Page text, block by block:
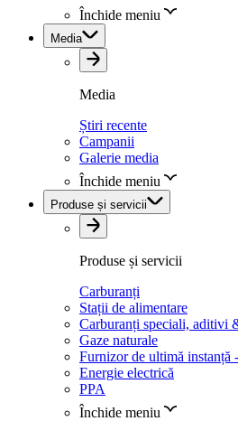
Închide meniu
Media
Media
Știri recente
Campanii
Galerie media
Închide meniu
Produse și servicii
Produse și servicii
Carburanți
Stații de alimentare
Carburanți speciali, aditivi
Gaze naturale
Furnizor de ultimă instanță
Energie electrică
PPA
Închide meniu